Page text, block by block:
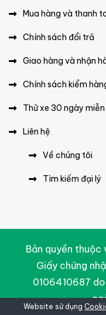
Mua hàng và thanh
Chính sách đổi trả
Giao hàng và nhận
Chính sách kiểm
Thử xe 30 ngày
Liên hệ
Về chúng tôi
Tìm kiếm đại lý
Bản quyền thuộc
Giấy chứng
0106410687
Website sử dụng